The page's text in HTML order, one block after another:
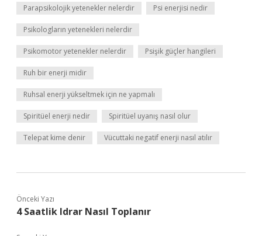
Parapsikolojik yetenekler nelerdir Psi enerjisi nedir
Psikologların yetenekleri nelerdir
Psikomotor yetenekler nelerdir Psişik güçler hangileri
Ruh bir enerji midir
Ruhsal enerji yükseltmek için ne yapmalı
Spiritüel enerji nedir Spiritüel uyanış nasıl olur
Telepat kime denir Vücuttaki negatif enerji nasıl atılır
Önceki Yazı
4 Saatlik Idrar Nasıl Toplanır